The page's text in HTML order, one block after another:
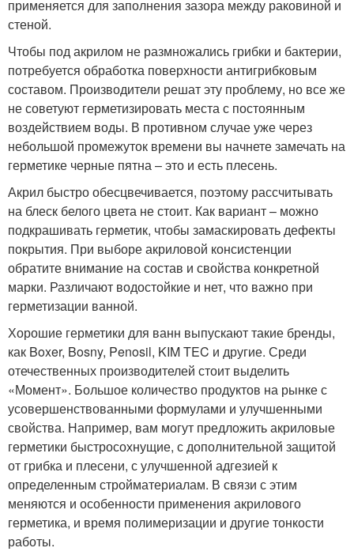
применяется для заполнения зазора между раковиной и
стеной.
Чтобы под акрилом не размножались грибки и бактерии,
потребуется обработка поверхности антигрибковым
составом. Производители решат эту проблему, но все же
не советуют герметизировать места с постоянным
воздействием воды. В противном случае уже через
небольшой промежуток времени вы начнете замечать на
герметике черные пятна – это и есть плесень.
Акрил быстро обесцвечивается, поэтому рассчитывать
на блеск белого цвета не стоит. Как вариант – можно
подкрашивать герметик, чтобы замаскировать дефекты
покрытия. При выборе акриловой консистенции
обратите внимание на состав и свойства конкретной
марки. Различают водостойкие и нет, что важно при
герметизации ванной.
Хорошие герметики для ванн выпускают такие бренды,
как Boxer, Bosny, Penosil, KIM TEC и другие. Среди
отечественных производителей стоит выделить
«Момент». Большое количество продуктов на рынке с
усовершенствованными формулами и улучшенными
свойства. Например, вам могут предложить акриловые
герметики быстросохнущие, с дополнительной защитой
от грибка и плесени, с улучшенной адгезией к
определенным стройматериалам. В связи с этим
меняются и особенности применения акрилового
герметика, и время полимеризации и другие тонкости
работы.